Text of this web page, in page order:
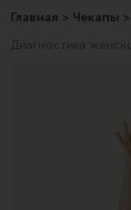
Тбилиси,
Главная > Чекапы >
Диагностика